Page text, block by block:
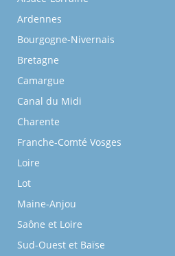
Ardennes
Bourgogne-Nivernais
Bretagne
Camargue
Canal du Midi
Charente
Franche-Comté Vosges
Loire
Lot
Maine-Anjou
Saône et Loire
Sud-Ouest et Baïse